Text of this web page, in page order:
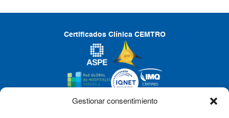
Gestionar consentimiento
Certificados Clínica CEMTRO